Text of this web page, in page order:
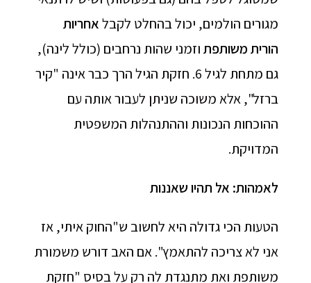
מגורים הולמים, יכול בהחלט לקבלאחריות
הורית משותפתוזמני שהות נרחבים (כולל לינה),
גם מתחת לגיל 6. חזקת הגיל הרך כבר אינה "קיר
ברזל", אלא משוכה שניתן לעבור אותה עם
ההוכחות הנכונות וההתנהלות המשפטית
המדויקת.
לאמהות: אל תהיו שאננות
הטעות הכי גדולה היא לחשוב ש"החוק איתי, אז
אני לא צריכה להתאמץ". אם האב דורש משמורת
משותפת ואת מתנגדת לה רק על בסיס "חזקת